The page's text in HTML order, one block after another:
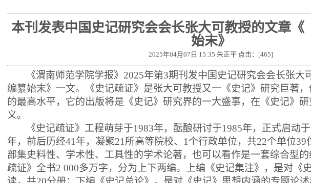
本刊发表中国史记研究会会长张大可教授的文章《
始末》
2025年04月07日 15:35 朱正平 点击：[465]
《渭南师范学院学报》 2025年第3期刊发中国史记研究会会长张大
编纂始末》一文。《史记疏证》是张大可教授又一《史记》研究巨著
的最高水平，它的出版将是《史记》研究界的一大盛事，在《史记》
义。
《史记疏证》工程萌芽于1983年，酝酿研讨于1985年，正式启动于
年，前后历经41 年，凝聚21 所高等院校、 1 个行政单位，共22个单位39
部集史料性、学术性、工具性的学术论著，也可以看作是一套综合型
疏证》全书2 000多万字，分为上下两编。上编《史记集注》，是对《